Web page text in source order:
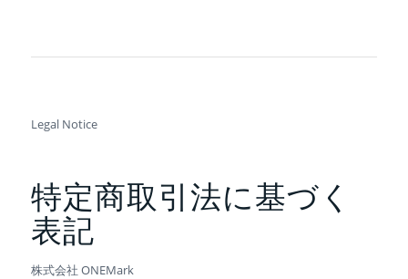
Legal Notice
特定商取引法に基づく
表記
株式会社 ONEMark